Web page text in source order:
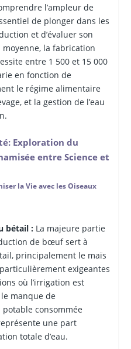
l’ampleur de
de plonger dans les
et d’évaluer son
la fabrication
entre 1 500 et 15 000
en fonction de
le régime alimentaire
et la gestion de l’eau
Exploration du
entre Science et
la Vie avec les Oiseaux
bétail :La majeure partie
de bœuf sert à
principalement le maïs
exigeantes
où l’irrigation est
manque de
potable consommée
une part
totale d’eau.